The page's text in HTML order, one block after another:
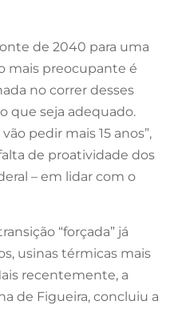
de 2040 para uma
mais preocupante é
no correr desses
que seja adequado.
pedir mais 15 anos”,
de proatividade dos
– em lidar com o
“forçada” já
usinas térmicas mais
recentemente, a
de Figueira, concluiu a